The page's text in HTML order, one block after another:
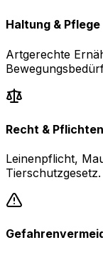
Haltung & Pflege
Artgerechte
Recht & Pflichten
Leinenpflicht,
Tierschutzgesetz.